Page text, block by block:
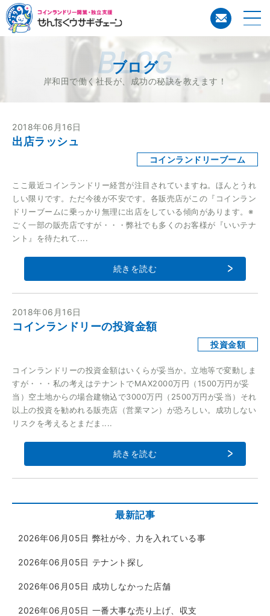
コイン
ブログ
岸和田で働く社長が、成功の秘訣を教えます！
2018年06月16日
出店ラッシュ
コインランドリーブーム
ここ最近コインランドリー経営が注目されていますね。ほんとうれ
しい限りです。ただ今後が不安です。各販売店がこの『コインラン
ドリーブームに乗っかり無理に出店をしている傾向があります。※
ごく一部の販売店ですが・・・弊社でも多くのお客様が『いいテナ
ント』を待たれて....
続きを読む
2018年06月16日
コインランドリーの投資金額
投資金額
コインランドリーの投資金額はいくらが妥当か。立地等で変動しま
すが・・・私の考えはテナントでMAX2000万円（1500万円が妥
当）空土地からの場合建物込で3000万円（2500万円が妥当）それ
以上の投資を勧めれる販売店（営業マン）が恐ろしい。成功しない
リスクを考えるとまだま....
続きを読む
最新記事
2026年06月05日 弊社が今、力を入れている事
2026年06月05日 テナント探し
2026年06月05日 成功しなかった店舗
2026年06月05日 一番大事な売り上げ、収支